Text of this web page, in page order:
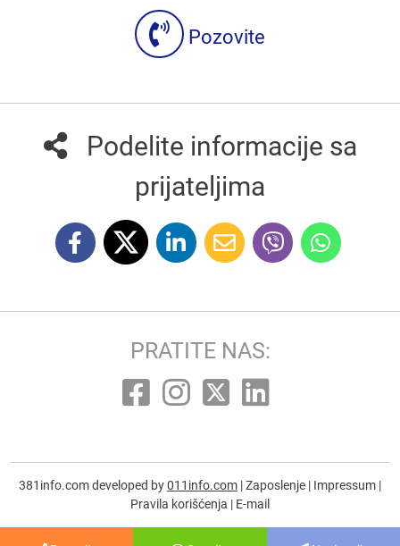
Pozovite
Podelite informacije sa
prijateljima
PRATITE NAS:
381info.com developed by011info.com |Zaposlenje | Impressum |
Pravila korišćenja | E-mail